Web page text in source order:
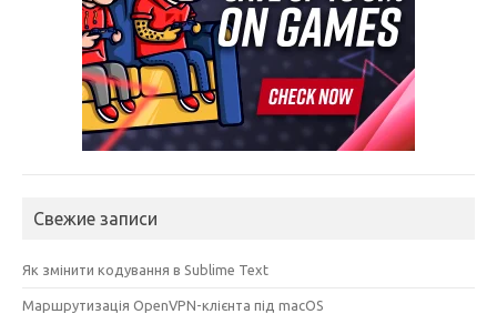
Свежие записи
Як змінити кодування в Sublime Text
Маршрутизація OpenVPN-клієнта під macOS